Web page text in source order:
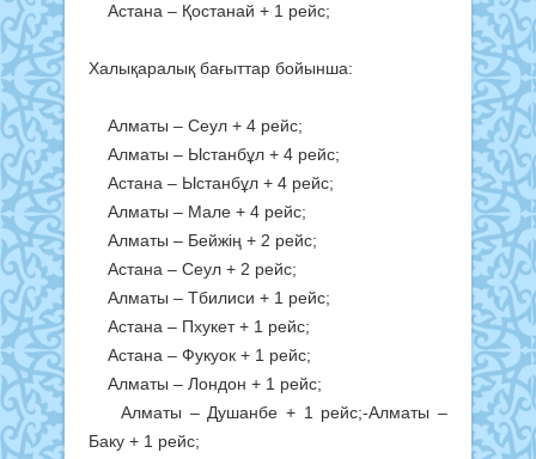
Астана – Қостанай + 1 рейс;
Халықаралық бағыттар бойынша:
Алматы – Сеул + 4 рейс;
Алматы – Ыстанбұл + 4 рейс;
Астана – Ыстанбұл + 4 рейс;
Алматы – Мале + 4 рейс;
Алматы – Бейжің + 2 рейс;
Астана – Сеул + 2 рейс;
Алматы – Тбилиси + 1 рейс;
Астана – Пхукет + 1 рейс;
Астана – Фукуок + 1 рейс;
Алматы – Лондон + 1 рейс;
Алматы – Душанбе + 1 рейс;-Алматы –
Баку + 1 рейс;